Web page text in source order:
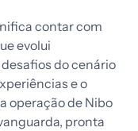
contar com
evolui
do cenário
e o
operação de Nibo
pronta